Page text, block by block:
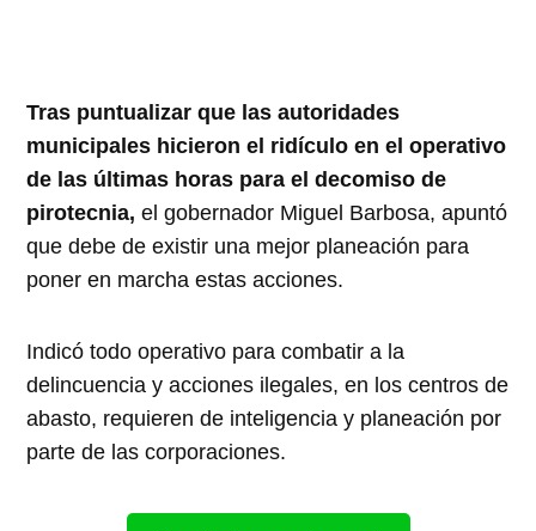
Tras puntualizar que las autoridades
municipales hicieron el ridículo en el operativo
de las últimas horas para el decomiso de
pirotecnia, el gobernador Miguel Barbosa, apuntó
que debe de existir una mejor planeación para
poner en marcha estas acciones.
Indicó todo operativo para combatir a la
delincuencia y acciones ilegales, en los centros de
abasto, requieren de inteligencia y planeación por
parte de las corporaciones.